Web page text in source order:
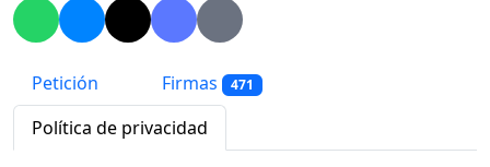
Petición Firmas 471
Política de privacidad